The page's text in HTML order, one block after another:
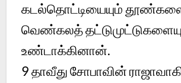
கடல்தொட்டியையும்
வெண்கலத்
உண்டாக்கினான்.
9தாவீது சோபாவின்